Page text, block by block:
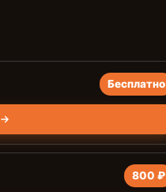
Бесплатно
800 ₽